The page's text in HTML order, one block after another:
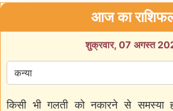
आज का
शुक्रवार, 07 अगस्त
किसी भी गलती को नकारने से समस्या